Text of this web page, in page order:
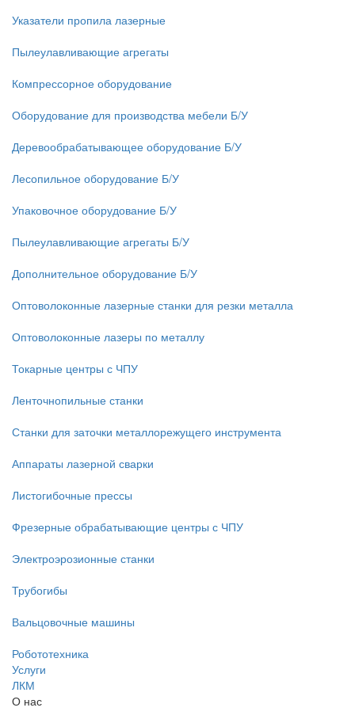
Указатели пропила лазерные
Пылеулавливающие агрегаты
Компрессорное оборудование
Оборудование для производства мебели Б/У
Деревообрабатывающее оборудование Б/У
Лесопильное оборудование Б/У
Упаковочное оборудование Б/У
Пылеулавливающие агрегаты Б/У
Дополнительное оборудование Б/У
Оптоволоконные лазерные станки для резки металла
Оптоволоконные лазеры по металлу
Токарные центры с ЧПУ
Ленточнопильные станки
Станки для заточки металлорежущего инструмента
Аппараты лазерной сварки
Листогибочные прессы
Фрезерные обрабатывающие центры с ЧПУ
Электроэрозионные станки
Трубогибы
Вальцовочные машины
Робототехника
Услуги
ЛКМ
О нас